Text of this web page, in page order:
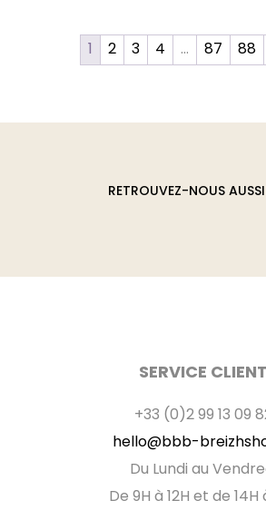
variations.
peuvent
sur
du
1 2 3 4 … 87 88
RETROUVEZ-NOUS
SERVICE CLIENT
+33 (0)2 99 13 09
hello@bbb-
Du Lundi au
De 9H à 12H et de 14H